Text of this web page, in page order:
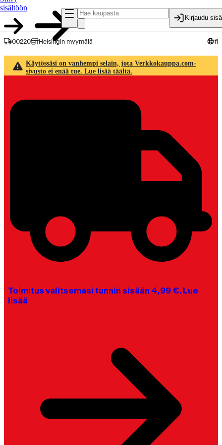
sisältöön
Kirjaudu
00220 Helsingin myymälä fi
Käytössäsi on vanhempi selain, jota Verkkokauppa.com-
sivusto ei enää tue. Lue lisää täältä.
Toimitus valitsemasi tunnin sisään 4,99 €. Lue
lisää